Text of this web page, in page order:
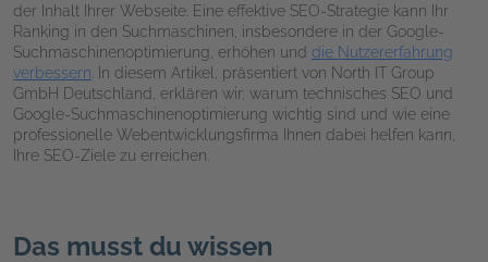
der Inhalt Ihrer Webseite. Eine effektive SEO-Strategie kann Ihr
Ranking in den Suchmaschinen, insbesondere in der Google-
Suchmaschinenoptimierung, erhöhen und die Nutzererfahrung
verbessern . In diesem Artikel, präsentiert von North IT Group
GmbH Deutschland, erklären wir, warum technisches SEO und
Google-Suchmaschinenoptimierung wichtig sind und wie eine
professionelle Webentwicklungsfirma Ihnen dabei helfen kann,
Ihre SEO-Ziele zu erreichen.
Das musst du wissen